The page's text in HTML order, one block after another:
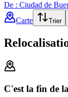
De : Ciudad de
Carte
Trier
C'est la fin de